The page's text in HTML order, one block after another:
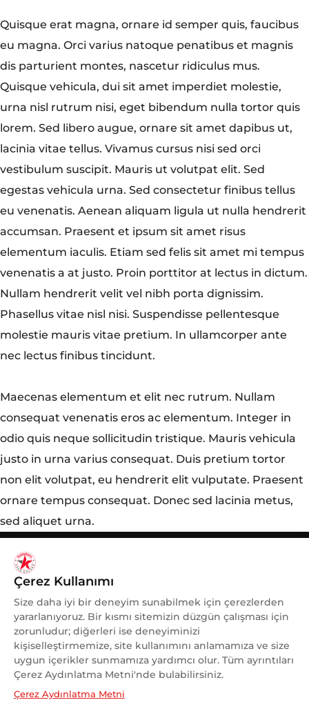
Quisque erat magna, ornare id semper quis, faucibus
eu magna. Orci varius natoque penatibus et magnis
dis parturient montes, nascetur ridiculus mus.
Quisque vehicula, dui sit amet imperdiet molestie,
urna nisl rutrum nisi, eget bibendum nulla tortor quis
lorem. Sed libero augue, ornare sit amet dapibus ut,
lacinia vitae tellus. Vivamus cursus nisi sed orci
vestibulum suscipit. Mauris ut volutpat elit. Sed
egestas vehicula urna. Sed consectetur finibus tellus
eu venenatis. Aenean aliquam ligula ut nulla hendrerit
accumsan. Praesent et ipsum sit amet risus
elementum iaculis. Etiam sed felis sit amet mi tempus
venenatis a at justo. Proin porttitor at lectus in dictum.
Nullam hendrerit velit vel nibh porta dignissim.
Phasellus vitae nisl nisi. Suspendisse pellentesque
molestie mauris vitae pretium. In ullamcorper ante
nec lectus finibus tincidunt.
Maecenas elementum et elit nec rutrum. Nullam
consequat venenatis eros ac elementum. Integer in
odio quis neque sollicitudin tristique. Mauris vehicula
justo in urna varius consequat. Duis pretium tortor
non elit volutpat, eu hendrerit elit vulputate. Praesent
ornare tempus consequat. Donec sed lacinia metus,
sed aliquet urna.
KADINA VE KADIN SPORUNA
OLMAKTAN GURUR DUYUYORUZ.
Çerez Kullanımı
Size daha iyi bir deneyim sunabilmek için çerezlerden
yararlanıyoruz. Bir kısmı sitemizin düzgün çalışması için
zorunludur; diğerleri ise deneyiminizi
kişiselleştirmemize, site kullanımını anlamamıza ve size
uygun içerikler sunmamıza yardımcı olur. Tüm ayrıntıları
Çerez Aydınlatma Metni'nde bulabilirsiniz.
Çerez Aydınlatma Metni